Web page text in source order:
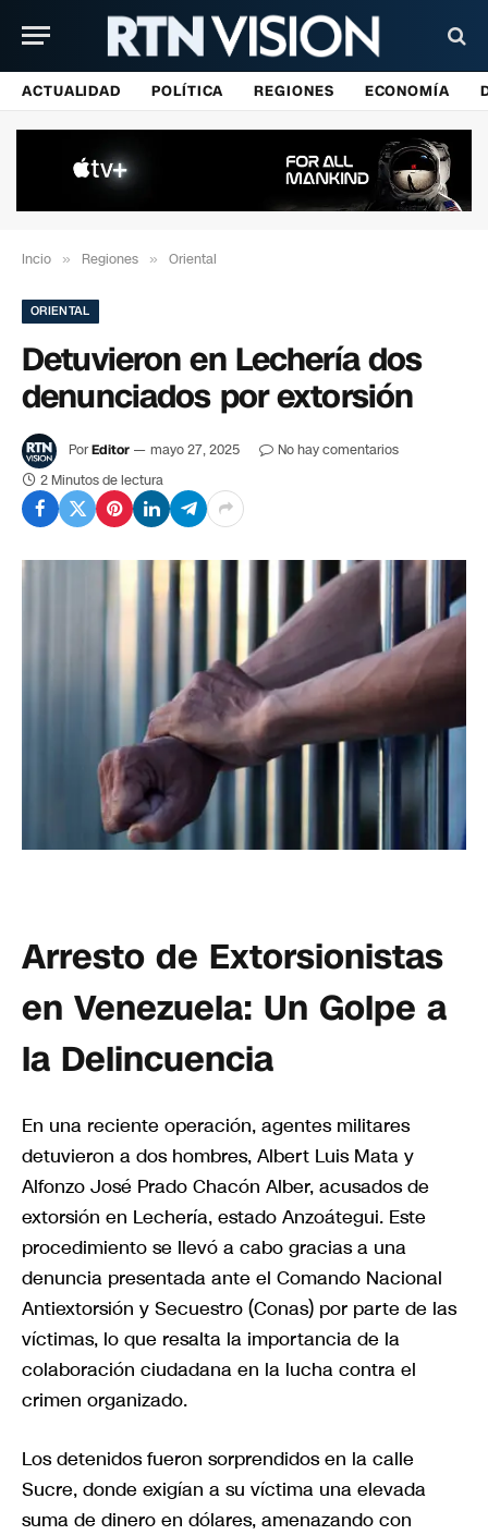
ACTUALIDAD POLÍTICA REGIONES ECONOMÍA
Incio » Regiones » Oriental
ORIENTAL
Detuvieron en Lechería dos
denunciados por extorsión
PorEditor mayo 27, 2025
No hay comentarios
2 Minutos de lectura
Arresto de Extorsionistas
en Venezuela: Un Golpe a
la Delincuencia
En una reciente operación, agentes militares
detuvieron a dos hombres, Albert Luis Mata y
Alfonzo José Prado Chacón Alber, acusados de
extorsión en Lechería, estado Anzoátegui. Este
procedimiento se llevó a cabo gracias a una
denuncia presentada ante el Comando Nacional
Antiextorsión y Secuestro (Conas) por parte de las
víctimas, lo que resalta la importancia de la
colaboración ciudadana en la lucha contra el
crimen organizado.
Los detenidos fueron sorprendidos en la calle
Sucre, donde exigían a su víctima una elevada
suma de dinero en dólares, amenazando con